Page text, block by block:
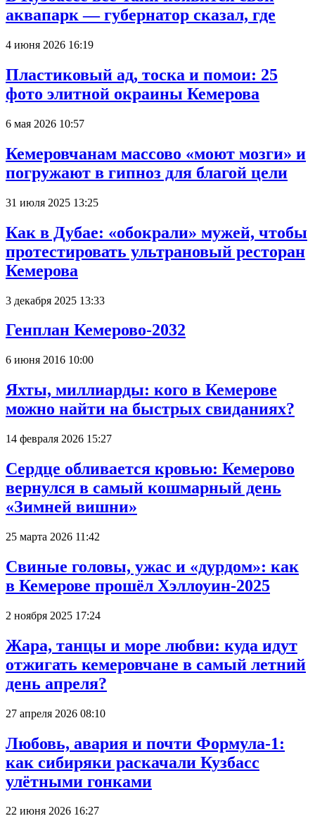
аквапарк — губернатор сказал, где
4 июня 2026 16:19
Пластиковый ад, тоска и помои: 25
фото элитной окраины Кемерова
6 мая 2026 10:57
Кемеровчанам массово «моют мозги» и
погружают в гипноз для благой цели
31 июля 2025 13:25
Как в Дубае: «обокрали» мужей, чтобы
протестировать ультрановый ресторан
Кемерова
3 декабря 2025 13:33
Генплан Кемерово-2032
6 июня 2016 10:00
Яхты, миллиарды: кого в Кемерове
можно найти на быстрых свиданиях?
14 февраля 2026 15:27
Сердце обливается кровью: Кемерово
вернулся в самый кошмарный день
«Зимней вишни»
25 марта 2026 11:42
Свиные головы, ужас и «дурдом»: как
в Кемерове прошёл Хэллоуин-2025
2 ноября 2025 17:24
Жара, танцы и море любви: куда идут
отжигать кемеровчане в самый летний
день апреля?
27 апреля 2026 08:10
Любовь, авария и почти Формула-1:
как сибиряки раскачали Кузбасс
улётными гонками
22 июня 2026 16:27